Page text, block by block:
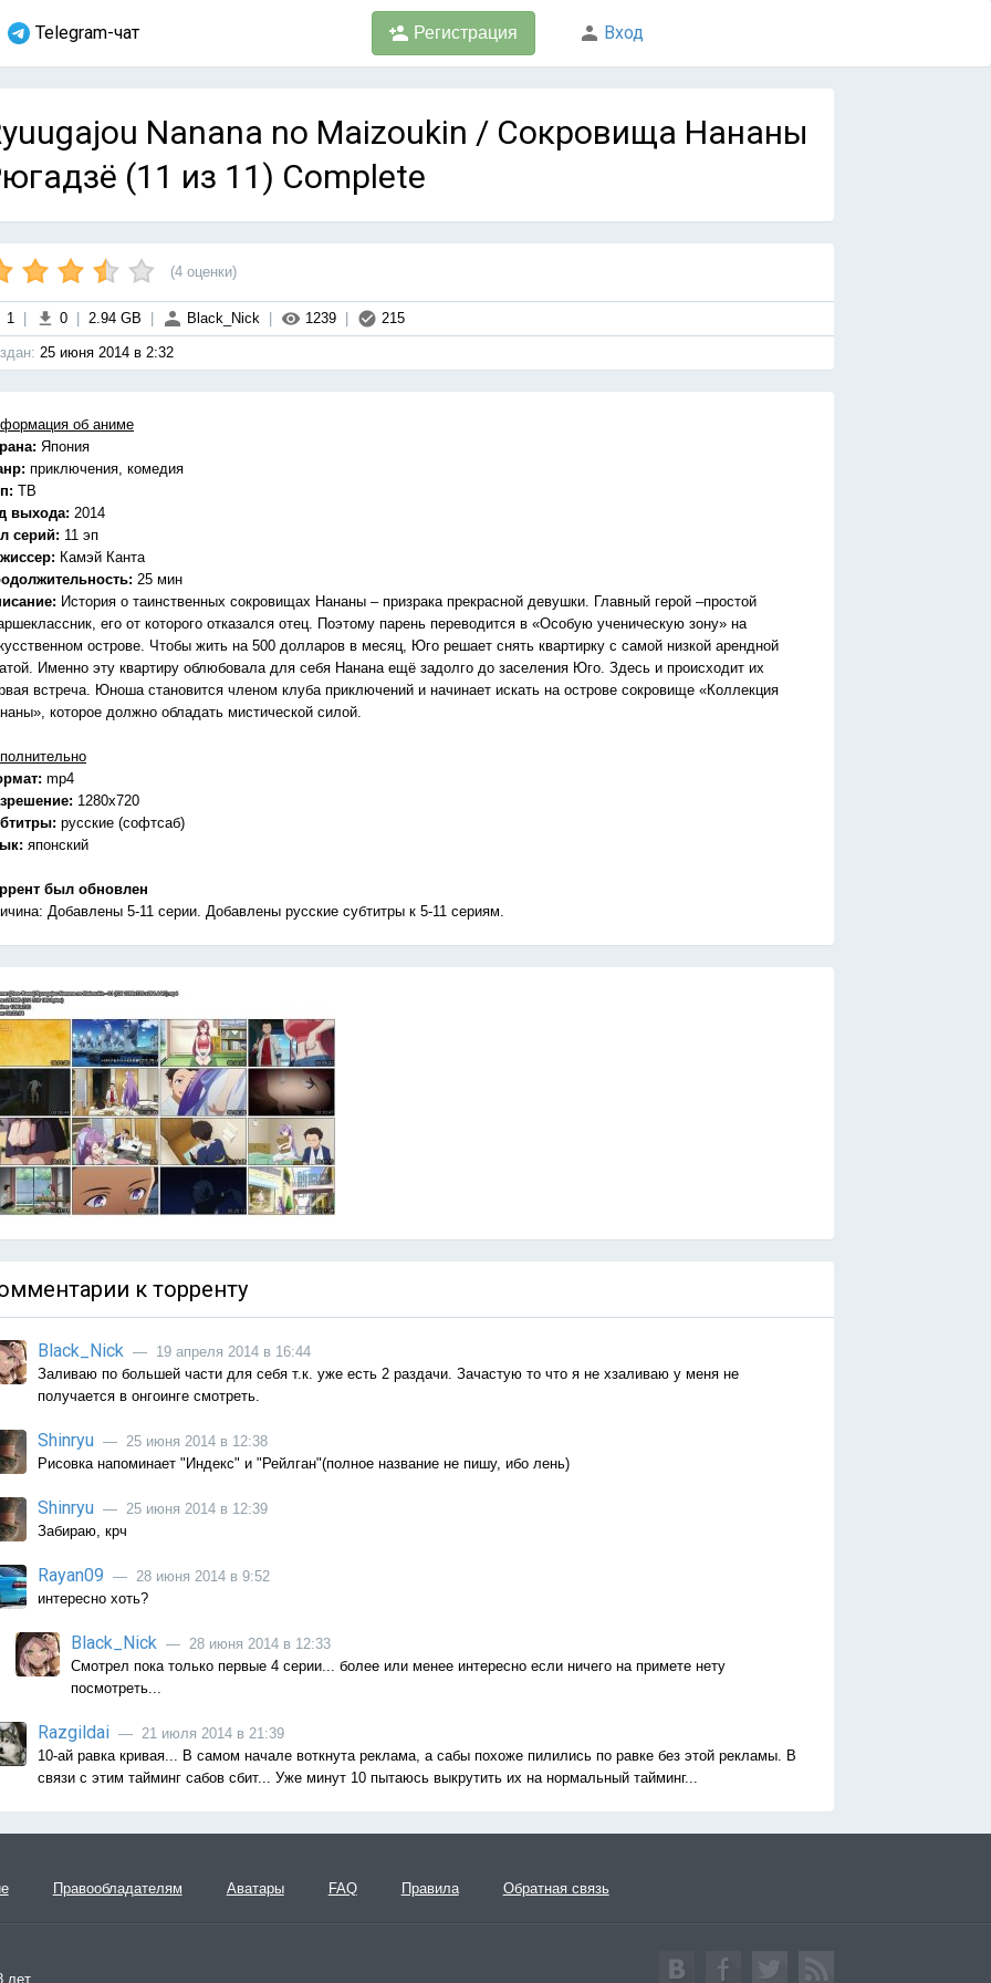
Telegram-чат Регистрация Вход
Nanana no Maizoukin / Сокровища Нананы
(11 из 11) Complete
(4 оценки)
1 0 2.94 GB Black_Nick 1239 215
25 июня 2014 в 2:32
об аниме
Япония
приключения, комедия
ТВ
выхода: 2014
серий: 11 эп
Камэй Канта
25 мин
История о таинственных сокровищах Нананы – призрака прекрасной девушки. Главный герой –простой
его от которого отказался отец. Поэтому парень переводится в «Особую ученическую зону» на
острове. Чтобы жить на 500 долларов в месяц, Юго решает снять квартирку с самой низкой арендной
Именно эту квартиру облюбовала для себя Нанана ещё задолго до заселения Юго. Здесь и происходит их
встреча. Юноша становится членом клуба приключений и начинает искать на острове сокровище «Коллекция
которое должно обладать мистической силой.
mp4
1280x720
русские (софтсаб)
японский
был обновлен
Добавлены 5-11 серии. Добавлены русские субтитры к 5-11 сериям.
к торренту
Black_Nick — 19 апреля 2014 в 16:44
Заливаю по большей части для себя т.к. уже есть 2 раздачи. Зачастую то что я не хзаливаю у меня не
получается в онгоинге смотреть.
Shinryu — 25 июня 2014 в 12:38
Рисовка напоминает "Индекс" и "Рейлган"(полное название не пишу, ибо лень)
Shinryu — 25 июня 2014 в 12:39
Забираю, крч
Rayan09 — 28 июня 2014 в 9:52
интересно хоть?
Black_Nick — 28 июня 2014 в 12:33
Смотрел пока только первые 4 серии... более или менее интересно если ничего на примете нету
посмотреть...
Razgildai — 21 июля 2014 в 21:39
10-ай равка кривая... В самом начале воткнута реклама, а сабы похоже пилились по равке без этой рекламы. В
связи с этим тайминг сабов сбит... Уже минут 10 пытаюсь выкрутить их на нормальный тайминг...
Правообладателям Аватары FAQ Правила Обратная связь